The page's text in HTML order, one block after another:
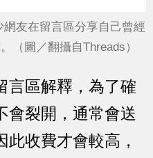
友在留言區分享自己曾經
（圖／翻攝自Threads）
區解釋， 為了確
會裂開，通常會送
此收費才會較高 ，